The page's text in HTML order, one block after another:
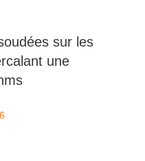
sur les
une